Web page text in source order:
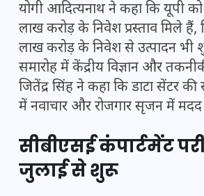
योगी आदित्यनाथ ने कहा कि यूपी
लाख करोड़ के निवेश प्रस्ताव मिले
लाख करोड़ के निवेश से उत्पादन भी
समारोह में केंद्रीय विज्ञान और
जितेंद्र सिंह ने कहा कि डाटा सेंटर की
में नवाचार और रोजगार सृजन में मदद
सीबीएसई कंपार्टमेंट
जुलाई से शुरू